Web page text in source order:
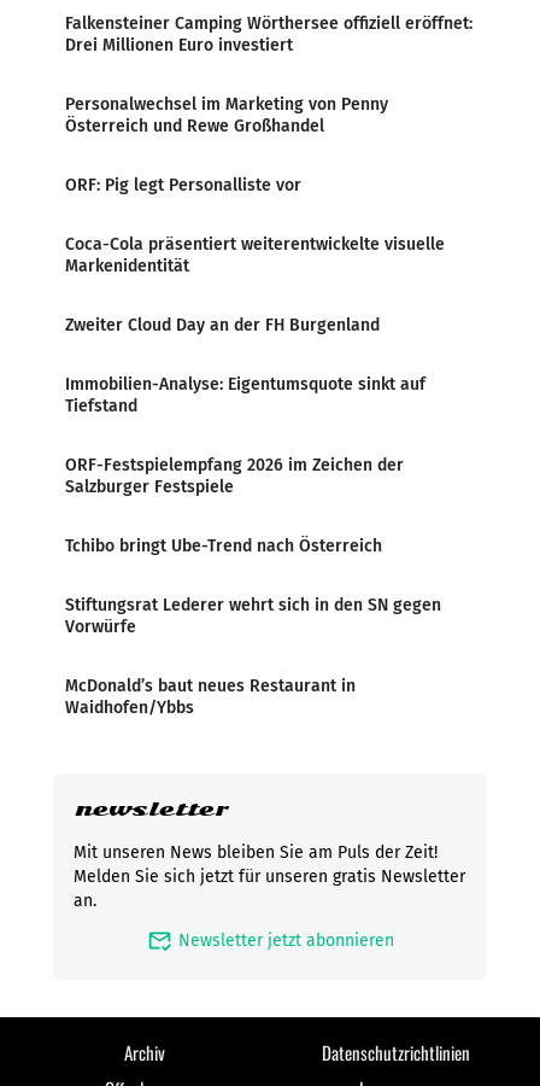
Falkensteiner Camping Wörthersee offiziell eröffnet:
Drei Millionen Euro investiert
Personalwechsel im Marketing von Penny
Österreich und Rewe Großhandel
ORF: Pig legt Personalliste vor
Coca-Cola präsentiert weiterentwickelte visuelle
Markenidentität
Zweiter Cloud Day an der FH Burgenland
Immobilien-Analyse: Eigentumsquote sinkt auf
Tiefstand
ORF-Festspielempfang 2026 im Zeichen der
Salzburger Festspiele
Tchibo bringt Ube-Trend nach Österreich
Stiftungsrat Lederer wehrt sich in den SN gegen
Vorwürfe
McDonald’s baut neues Restaurant in
Waidhofen/Ybbs
newsletter
Mit unseren News bleiben Sie am Puls der Zeit!
Melden Sie sich jetzt für unseren gratis Newsletter
an.
mark_email_read Newsletter jetzt abonnieren
Archiv
Datenschutzrichtlinien